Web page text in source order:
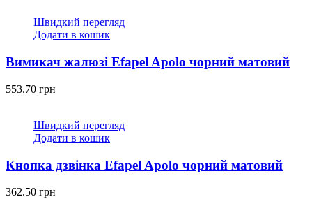
Швидкий перегляд
Додати в кошик
Вимикач жалюзі Efapel Apolo чорний матовий
553.70 грн
Швидкий перегляд
Додати в кошик
Кнопка дзвінка Efapel Apolo чорний матовий
362.50 грн